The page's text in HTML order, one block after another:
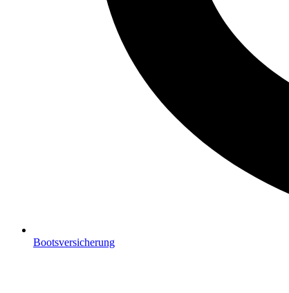
Bootsversicherung